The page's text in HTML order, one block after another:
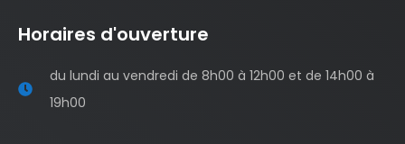
Horaires d'ouverture
du lundi au vendredi de 8h00 à 12h00 et de 14h00 à
19h00